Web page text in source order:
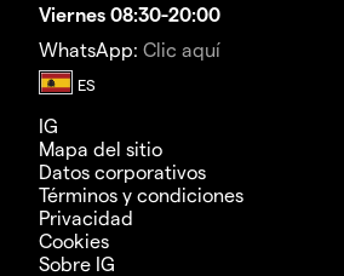
Viernes 08:30-20:00
WhatsApp: Clic aquí
IG
Mapa del sitio
Datos corporativos
Términos y condiciones
Privacidad
Cookies
Sobre IG